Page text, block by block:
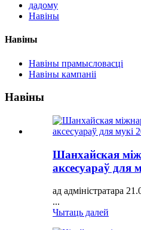
дадому
Навіны
Навіны
Навіны прамысловасці
Навіны кампаніі
Навіны
Шанхайская
аксесуараў для
ад адміністратара
...
Чытаць далей